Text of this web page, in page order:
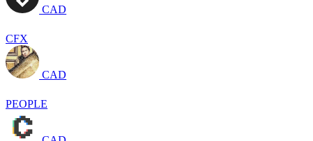
CAD
CFX
CAD
PEOPLE